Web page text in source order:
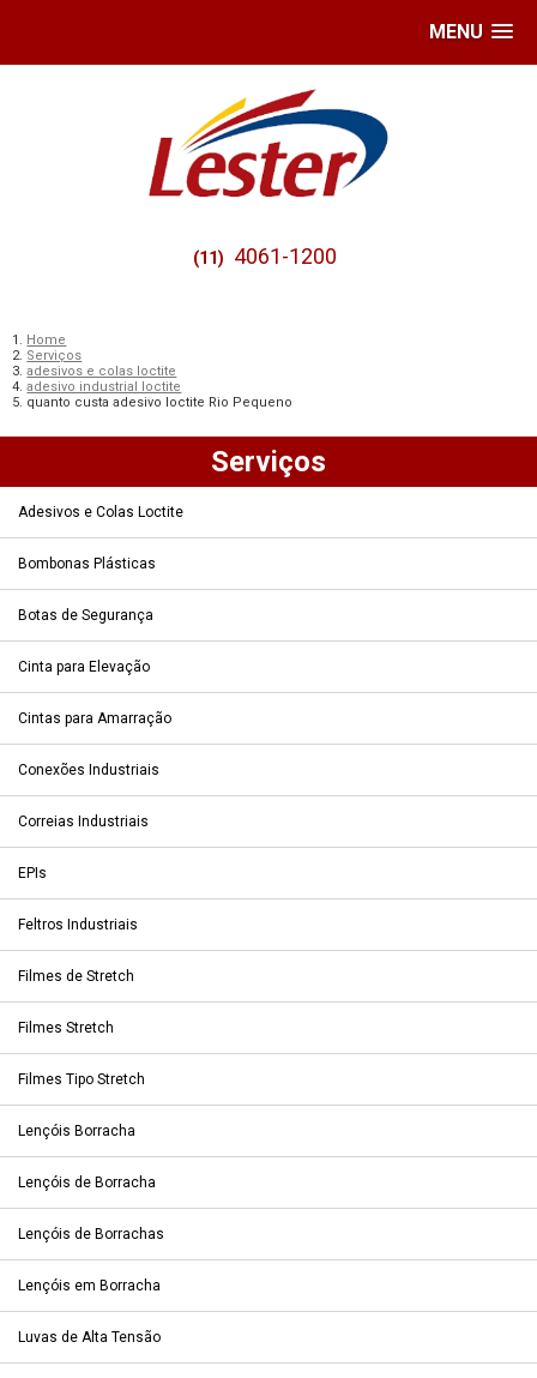
MENU
(11) 4061-1200
Home
Serviços
adesivos e colas loctite
adesivo industrial loctite
quanto custa adesivo loctite Rio Pequeno
Serviços
Adesivos e Colas Loctite
Bombonas Plásticas
Botas de Segurança
Cinta para Elevação
Cintas para Amarração
Conexões Industriais
Correias Industriais
EPIs
Feltros Industriais
Filmes de Stretch
Filmes Stretch
Filmes Tipo Stretch
Lençóis Borracha
Lençóis de Borracha
Lençóis de Borrachas
Lençóis em Borracha
Luvas de Alta Tensão